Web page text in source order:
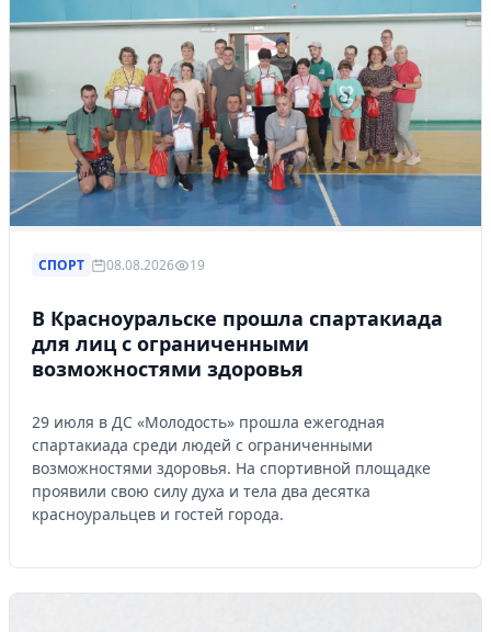
СПОРТ 08.08.2026 19
В Красноуральске прошла спартакиада
для лиц с ограниченными
возможностями здоровья
29 июля в ДС «Молодость» прошла ежегодная
спартакиада среди людей с ограниченными
возможностями здоровья. На спортивной площадке
проявили свою силу духа и тела два десятка
красноуральцев и гостей города.